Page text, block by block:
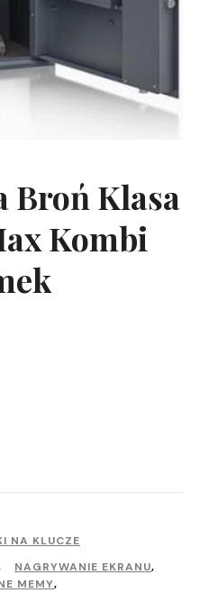
Broń Klasa
Kombi
NA KLUCZE
NAGRYWANIE EKRANU,
MEMY,